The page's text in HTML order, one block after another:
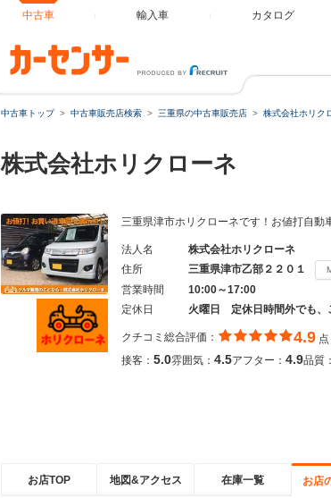
中古車 輸入車 カタログ
中古車トップ 中古車販売店検索 三重県の中古車販売店 株式会社ホリク
株式会社ホリクローネ
三重県津市ホリクローネです！お値打自動
法人名
株式会社ホリクローネ
住所
三重県津市乙部２２０１
営業時間
10:00～17:00
定休日
火曜日 定休日時間外でも、
クチコミ総合評価： 4.9 点
接客： 5.0雰囲気： 4.5アフター： 4.9品質：
お店TOP 地図&アクセス 在庫一覧 お店